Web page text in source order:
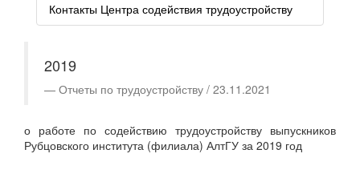
Контакты Центра содействия трудоустройству
2019
Отчеты по трудоустройству / 23.11.2021
о работе по содействию трудоустройству выпускников
Рубцовского института (филиала) АлтГУ за 2019 год